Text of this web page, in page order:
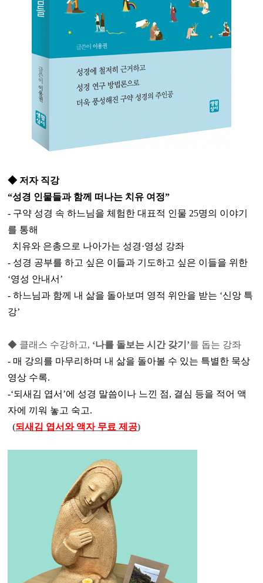
◆ 저자 직강
“성경 인물들과 함께 떠나는 치유 여정”
- 구약 성경 속 하느님을 체험한 대표적 인물 25명의 이야기
를 통해
치유와 은총으로 나아가는 성경·영성 강좌
- 성경 공부를 하고 싶은 이들과 기도하고 싶은 이들을 위한
‘영성 안내서’
- 하느님과 함께 내 삶을 돌아보며 영적 위안을 받는 ‘신앙 특
강’
◆ 클래스 수강하고, ‘나를 돌보는 시간 갖기’를 돕는 강좌
- 매 강의를 마무리하며 내 삶을 돌아볼 수 있는 특별한 묵상
영상 수록.
-‘되새김 엽서’에 성경 말씀이나 느낀 점, 결심 등을 적어 액
자에 끼워 놓고 숙고.
(되새김 엽서와 액자 무료 제공)